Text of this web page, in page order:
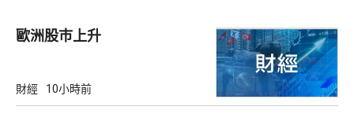
歐洲股巿上升
財經 10小時前